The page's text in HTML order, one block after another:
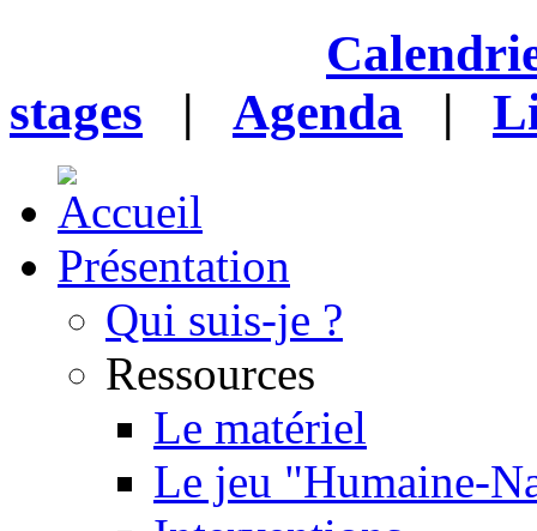
stages | Agenda |
Présentation
Qui suis-je ?
Ressources
Le matériel
Le jeu "Humaine-